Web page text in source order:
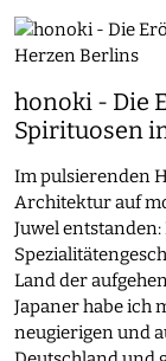
honoki - Die
Spirituosen
Im pulsierenden
Architektur auf
Juwel
Land der
Japaner habe ich
neugierigen und